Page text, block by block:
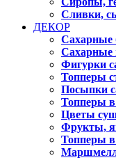
Сливки,
ДЕКОР
Сахарные
Сахарные
Фигурки
Топперы
Посыпки
Топперы
Цветы
Фрукты,
Топперы в